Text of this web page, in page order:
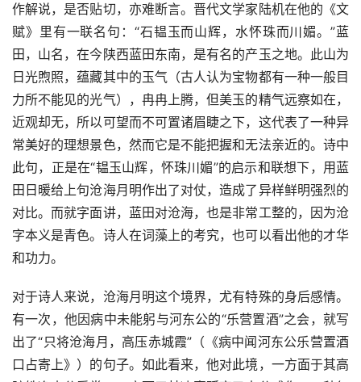
作解说，是否贴切，亦难断言。晋代文学家陆机在他的《文
赋》里有一联名句：“石韫玉而山辉，水怀珠而川媚。”蓝
田，山名，在今陕西蓝田东南，是有名的产玉之地。此山为
日光煦照，蕴藏其中的玉气（古人认为宝物都有一种一般目
力所不能见的光气），冉冉上腾，但美玉的精气远察如在，
近观却无，所以可望而不可置诸眉睫之下，这代表了一种异
常美好的理想景色，然而它是不能把握和无法亲近的。诗中
此句，正是在“韫玉山辉，怀珠川媚”的启示和联想下，用蓝
田日暖给上句沧海月明作出了对仗，造成了异样鲜明强烈的
对比。而就字面讲，蓝田对沧海，也是非常工整的，因为沧
字本义是青色。诗人在词藻上的考究，也可以看出他的才华
和功力。
对于诗人来说，沧海月明这个境界，尤有特殊的身后感情。
有一次，他因病中未能躬与河东公的“乐营置酒”之会，就写
出了“只将沧海月，高压赤城霞”（《病中闻河东公乐营置酒
口占寄上》）的句子。如此看来，他对此境，一方面于其高